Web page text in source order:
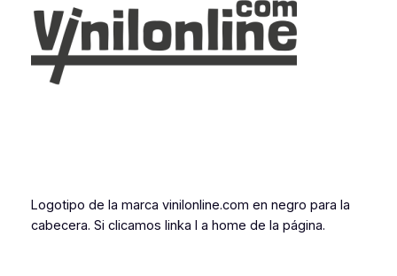
Logotipo de la marca vinilonline.com en negro para la
cabecera. Si clicamos linka l a home de la página.